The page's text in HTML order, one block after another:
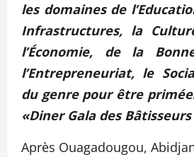
les domaines de
Infrastructures, la
l’Économie, de la
l’Entrepreneuriat, le
du genre pour être
«Diner Gala des
Après Ouagadougou,